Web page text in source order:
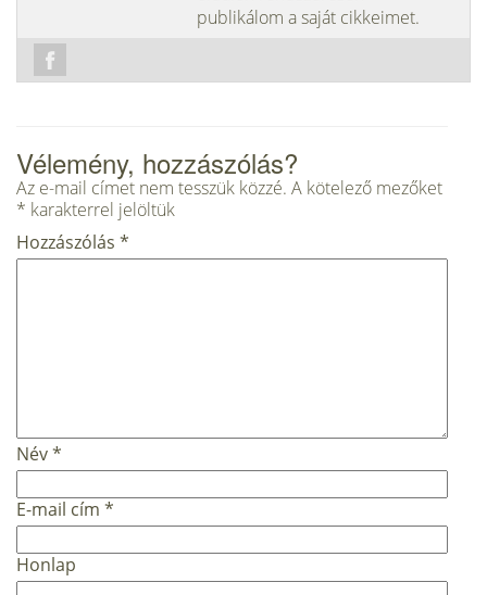
publikálom a saját cikkeimet.
Vélemény, hozzászólás?
Az e-mail címet nem tesszük közzé. A kötelező mezőket
* karakterrel jelöltük
Hozzászólás *
Név*
E-mail cím *
Honlap